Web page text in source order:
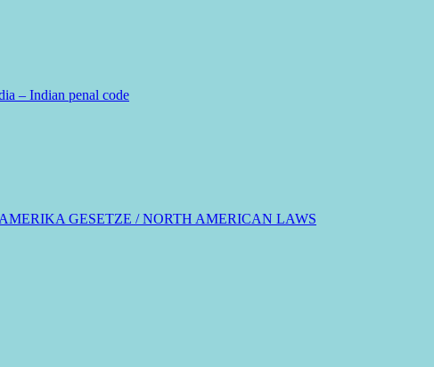
– Indian penal code
GESETZE / NORTH AMERICAN LAWS